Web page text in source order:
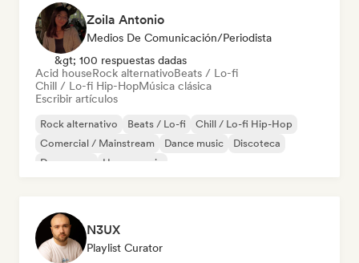
Zoila Antonio
Medios De Comunicación/Periodista
&gt; 100 respuestas dadas
Acid houseRock alternativoBeats / Lo-fi
Chill / Lo-fi Hip-HopMúsica clásica
Escribir artículos
Rock alternativo Beats / Lo-fi
Chill / Lo-fi Hip-Hop
Comercial / Mainstream
Dance music
Discoteca
Dream pop
House music
N3UX
Playlist Curator